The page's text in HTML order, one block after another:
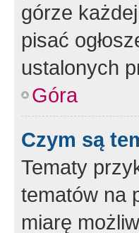
górze
pisać
ustalonych
Góra
Czym są
Tematy
tematów na
miarę